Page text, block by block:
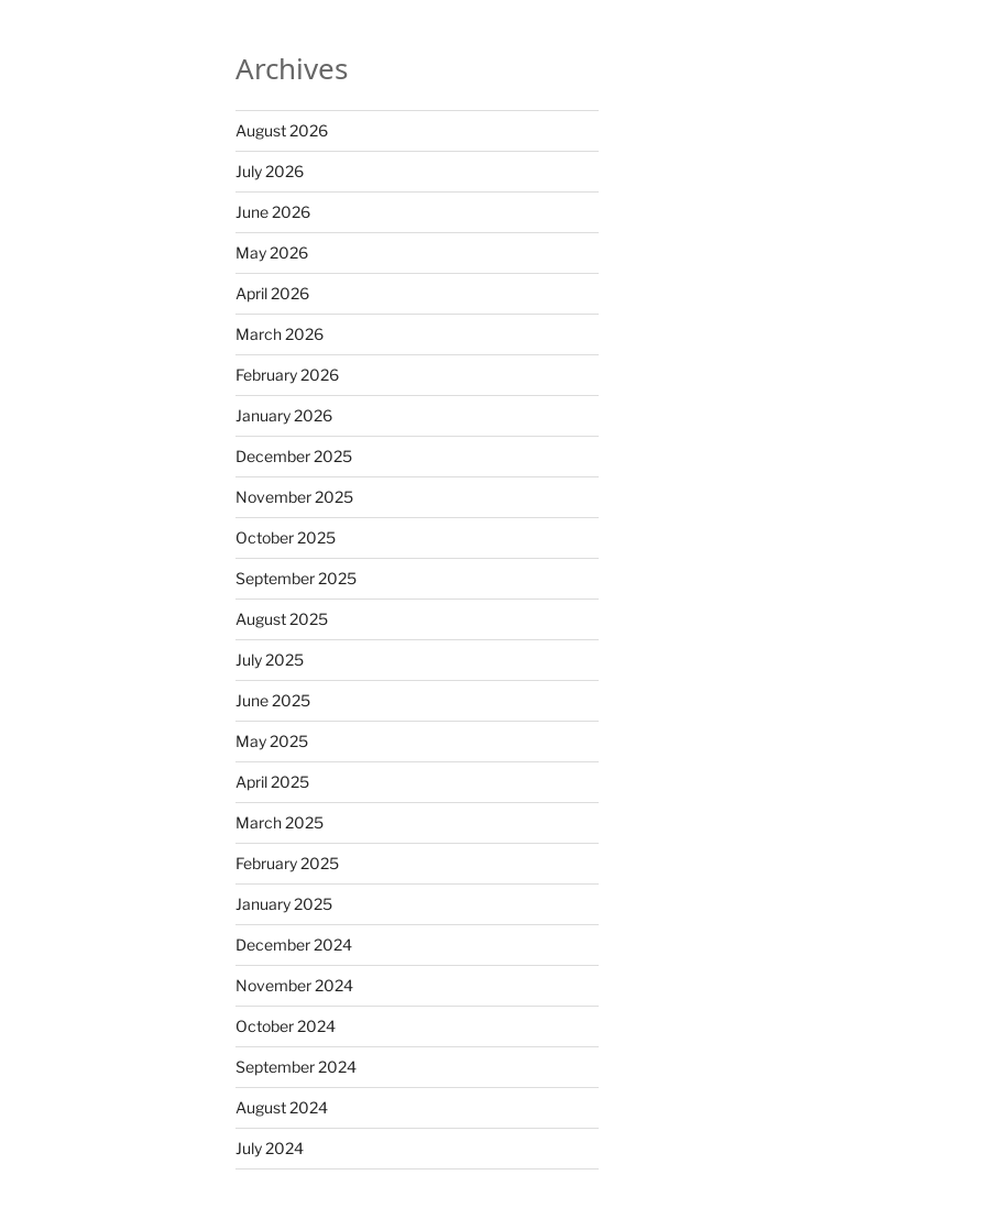
Archives
August 2026
July 2026
June 2026
May 2026
April 2026
March 2026
February 2026
January 2026
December 2025
November 2025
October 2025
September 2025
August 2025
July 2025
June 2025
May 2025
April 2025
March 2025
February 2025
January 2025
December 2024
November 2024
October 2024
September 2024
August 2024
July 2024